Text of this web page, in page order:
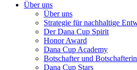
Über uns
Über uns
Strategie für nachhaltige
Der Dana Cup Spirit
Honor Award
Dana Cup Academy
Botschafter und
Dana Cup Stars